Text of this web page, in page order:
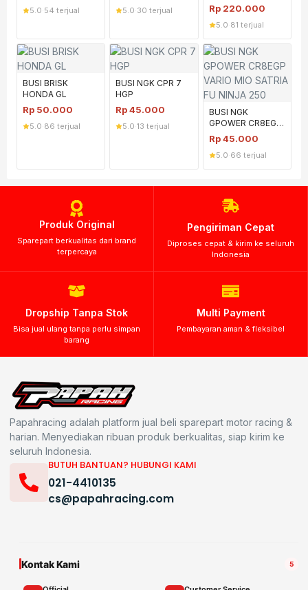
5.0 54 terjual 5.0 30 terjual
F1ZR
Rp 220.000
5.0 81 terjual
BUSI BRISK
HONDA GL
Rp 50.000
5.0 86 terjual
BUSI NGK CPR 7
HGP
Rp45.000
5.0 ·13 terjual
BUSI NGK
GPOWER CR8EGP
VARIO MIO SATRIA
FU NINJA 250
Rp45.000
5.0 66 terjual
Produk Original
Sparepart berkualitas dari brand
terpercaya
Pengiriman Cepat
Diproses cepat & kirim ke seluruh
Indonesia
Dropship Tanpa Stok
Bisa jual ulang tanpa perlu simpan
barang
Multi Payment
Pembayaran aman & fleksibel
Papahracing adalah platform jual beli sparepart motor racing &
harian. Menyediakan ribuan produk berkualitas, siap kirim ke
seluruh Indonesia.
BUTUH BANTUAN? HUBUNGI KAMI
021-4410135
cs@papahracing.com
Kontak Kami 5